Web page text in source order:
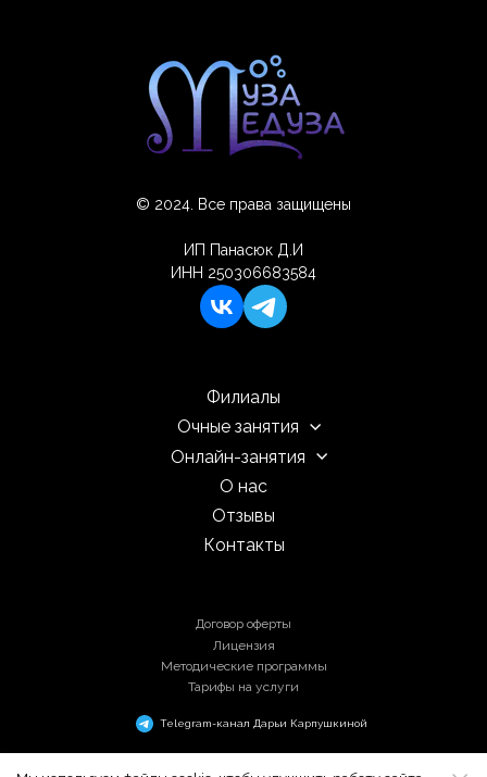
© 2024. Все права защищены
ИП Панасюк Д.И
ИНН 250306683584
Филиалы
Очные занятия
Онлайн-занятия
О нас
Отзывы
Контакты
Telegram-канал Дарьи Карпушкиной
Договор оферты
Лицензия
Методические программы
Тарифы на услуги